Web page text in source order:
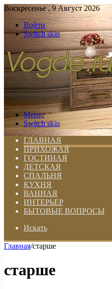
Воскресенье , 9 Август 2026
Войти
Switch skin
Меню
Switch skin
ГЛАВНАЯ
ПРИХОЖАЯ
ГОСТИНАЯ
ДЕТСКАЯ
СПАЛЬНЯ
КУХНЯ
ВАННАЯ
ИНТЕРЬЕР
БЫТОВЫЕ ВОПРОСЫ
Искать
Главная/старше
старше